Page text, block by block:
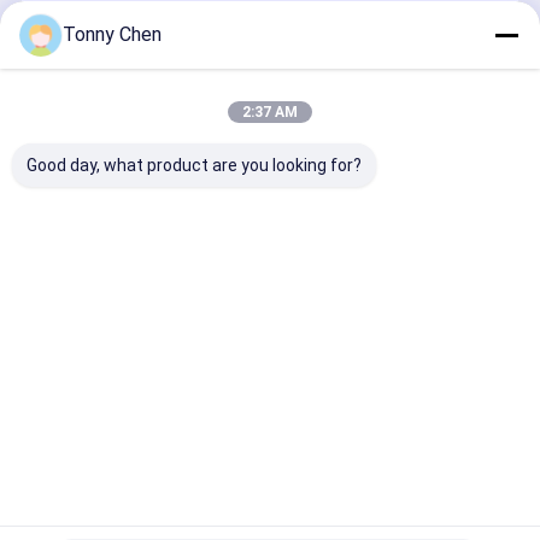
3 डी क्रिस्टल लेजर उत्कीर्णन मशीन
Tonny Chen
2:37 AM
Good day, what product are you looking for?